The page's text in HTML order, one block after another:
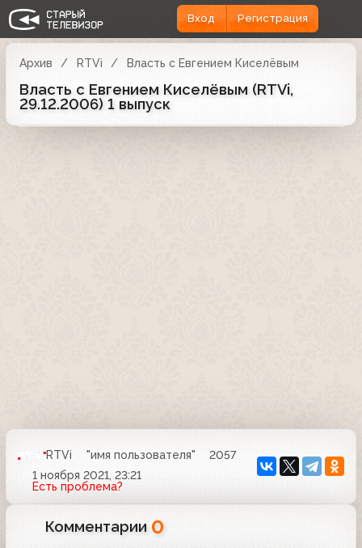
Вход Регистрация
Архив RTVi Власть с Евгением Киселёвым
Власть с Евгением Киселёвым (RTVi,
29.12.2006) 1 выпуск
RTVi "имя пользователя"
2057
1 ноября 2021, 23:21
Есть проблема?
Комментарии 0